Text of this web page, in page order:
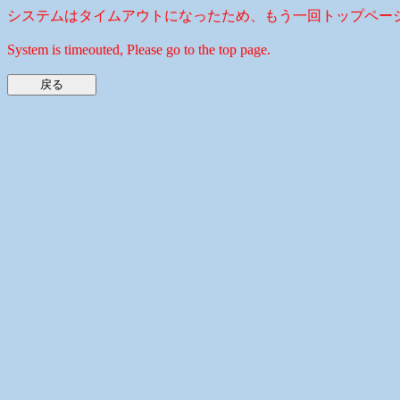
システムはタイムアウトになったため、もう一回トップペー
System is timeouted, Please go to the top page.